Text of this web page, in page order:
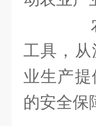
农
工具，
业生产
的安全保